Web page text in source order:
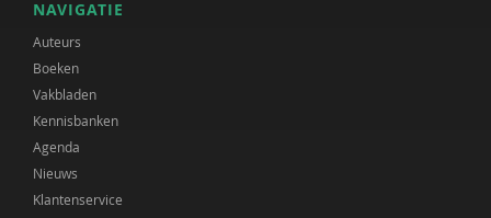
NAVIGATIE
Auteurs
Boeken
Vakbladen
Kennisbanken
Agenda
Nieuws
Klantenservice